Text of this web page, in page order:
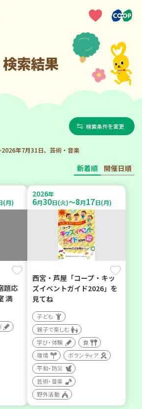
検索結果
検索条件を変更
年7月31日、芸術・音楽
新着順 開催日順
(月)
題応
満
2026年
6月30日(火)～8月17日(月)
西宮・芦屋「コープ・キッ
ズイベントガイド2026」を
見てね
子ども
親子で楽しむ
学び・体験
食
環境
ボランティア
平和・防災
芸術・音楽
野外活動